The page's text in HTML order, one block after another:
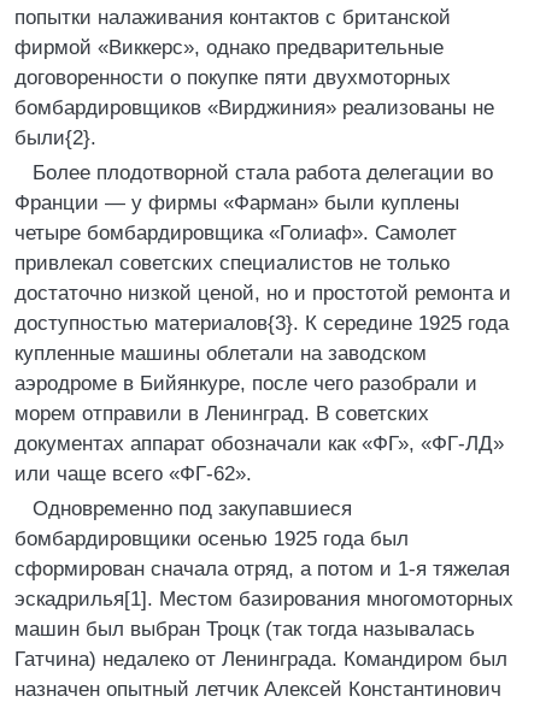
попытки налаживания контактов с британской
фирмой «Виккерс», однако предварительные
договоренности о покупке пяти двухмоторных
бомбардировщиков «Вирджиния» реализованы не
были{2}.
Более плодотворной стала работа делегации во
Франции — у фирмы «Фарман» были куплены
четыре бомбардировщика «Голиаф». Самолет
привлекал советских специалистов не только
достаточно низкой ценой, но и простотой ремонта и
доступностью материалов{3}. К середине 1925 года
купленные машины облетали на заводском
аэродроме в Бийянкуре, после чего разобрали и
морем отправили в Ленинград. В советских
документах аппарат обозначали как «ФГ», «ФГ-ЛД»
или чаще всего «ФГ-62».
Одновременно под закупавшиеся
бомбардировщики осенью 1925 года был
сформирован сначала отряд, а потом и 1-я тяжелая
эскадрилья[1]. Местом базирования многомоторных
машин был выбран Троцк (так тогда называлась
Гатчина) недалеко от Ленинграда. Командиром был
назначен опытный летчик Алексей Константинович